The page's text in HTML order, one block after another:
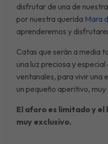
disfrutar de una de
por nuestra querida Mara
aprenderemos y
Catas que serán a media
una luz preciosa y
ventanales, para vivir una
un pequeño aperitivo, muy
El aforo es limitado y el
muy exclusivo.